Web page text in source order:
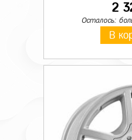
2
Осталось:
В